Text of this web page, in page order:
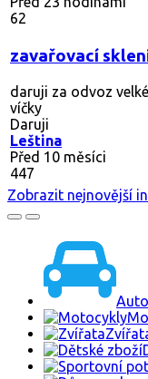
62
zavařovací
daruji za odvoz
víčky
Daruji
Leština
Před 10 měsíci
447
Zobrazit nejnovější